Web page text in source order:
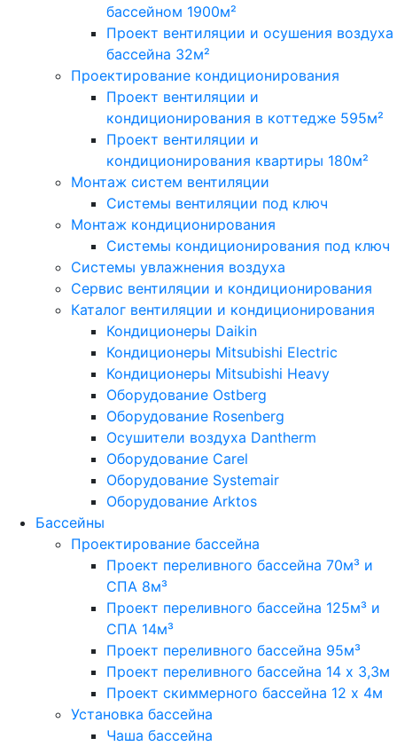
бассейном 1900м²
Проект вентиляции и осушения воздуха
бассейна 32м²
Проектирование кондиционирования
Проект вентиляции и
кондиционирования в коттедже 595м²
Проект вентиляции и
кондиционирования квартиры 180м²
Монтаж систем вентиляции
Системы вентиляции под ключ
Монтаж кондиционирования
Системы кондиционирования под ключ
Системы увлажнения воздуха
Сервис вентиляции и кондиционирования
Каталог вентиляции и кондиционирования
Кондиционеры Daikin
Кондиционеры Mitsubishi Electric
Кондиционеры Mitsubishi Heavy
Оборудование Ostberg
Оборудование Rosenberg
Осушители воздуха Dantherm
Оборудование Carel
Оборудование Systemair
Оборудование Arktos
Бассейны
Проектирование бассейна
Проект переливного бассейна 70м³ и
СПА 8м³
Проект переливного бассейна 125м³ и
СПА 14м³
Проект переливного бассейна 95м³
Проект переливного бассейна 14 х 3,3м
Проект скиммерного бассейна 12 х 4м
Установка бассейна
Чаша бассейна